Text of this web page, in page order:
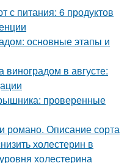
питания: 6 продуктов
основные этапы и
виноградом в августе:
проверенные
романо. Описание сорта
холестерин в
холестерина